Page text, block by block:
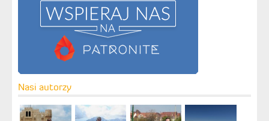
Nasi autorzy